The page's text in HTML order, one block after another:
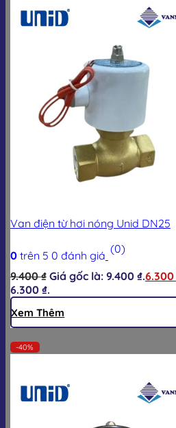
Van điện từ hơi nóng Unid DN25
0trên 5 0 đánh giá (0)
9.400₫ Giá gốc là: 9.400 ₫.6.300
6.300 ₫.
Xem Thêm
-40%